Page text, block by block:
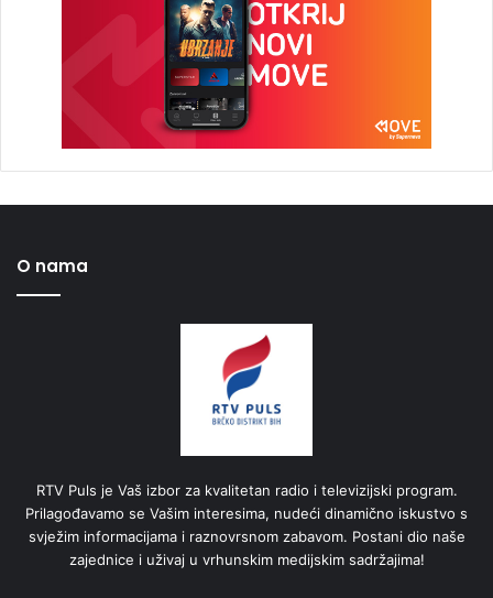
O nama
RTV Puls je Vaš izbor za kvalitetan radio i televizijski program.
Prilagođavamo se Vašim interesima, nudeći dinamično iskustvo s
svježim informacijama i raznovrsnom zabavom. Postani dio naše
zajednice i uživaj u vrhunskim medijskim sadržajima!